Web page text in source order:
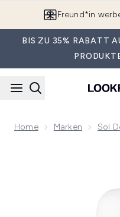
App
BIS ZU 35% RABATT
Home Marken Sol